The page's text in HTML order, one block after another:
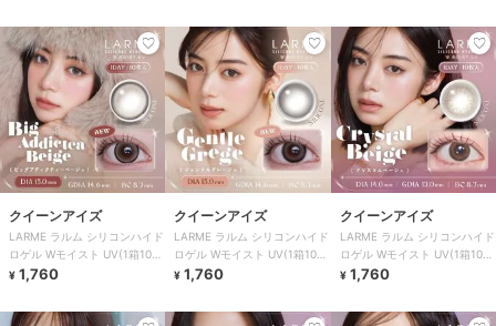
クイーンアイズ
LARME ラルム シリコンハイド
ロゲル Wモイスト UV(1箱10
枚)
¥ 1,760
クイーンアイズ
LARME ラルム シリコンハイド
ロゲル Wモイスト UV(1箱10
枚)
¥ 1,760
クイーンアイズ
LARME ラルム シリコンハイド
ロゲル Wモイスト UV(1箱10
枚)
¥ 1,760